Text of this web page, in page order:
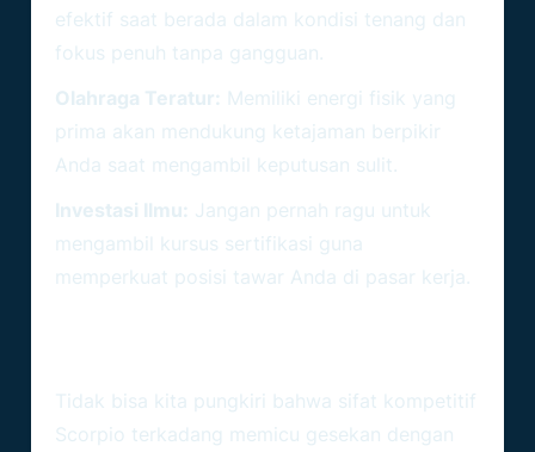
efektif saat berada dalam kondisi tenang dan
fokus penuh tanpa gangguan.
Olahraga Teratur: Memiliki energi fisik yang
prima akan mendukung ketajaman berpikir
Anda saat mengambil keputusan sulit.
Investasi Ilmu: Jangan pernah ragu untuk
mengambil kursus sertifikasi guna
memperkuat posisi tawar Anda di pasar kerja.
Tidak bisa kita pungkiri bahwa sifat kompetitif
Scorpio terkadang memicu gesekan dengan